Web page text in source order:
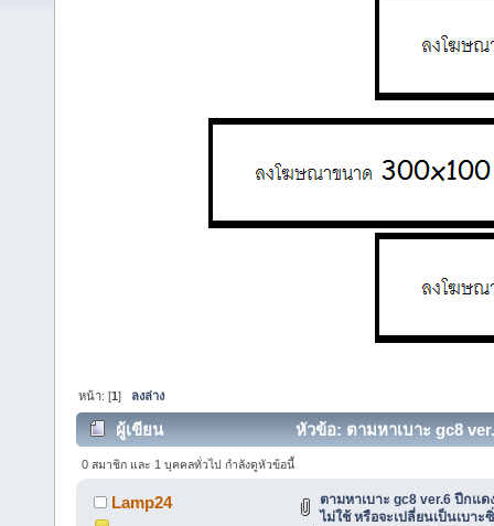
หน้า: [1] ลงล่าง
ผู้เขียน
หัวข้อ: ตามหาเบาะ gc8
(อ่าน 6525 ครั้ง)
0 สมาชิก และ 1 บุคคลทั่วไป กำลังดูหัวข้อนี้
Lamp24
ตามหาเบาะ gc8 ver.6 ปีกแ
ไม่ใช้ หรือจะเปลี่ยนเป็นเบาะ